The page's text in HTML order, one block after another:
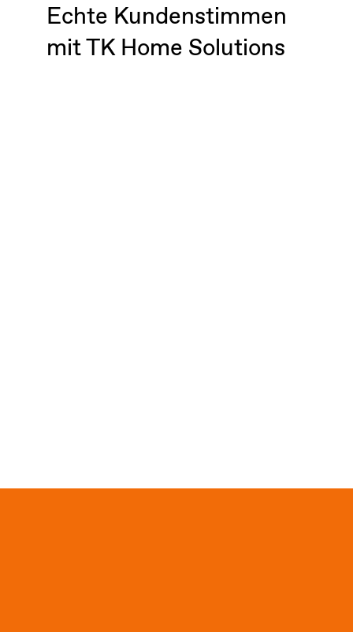
Echte Kundenstimmen
mit TK Home Solutions